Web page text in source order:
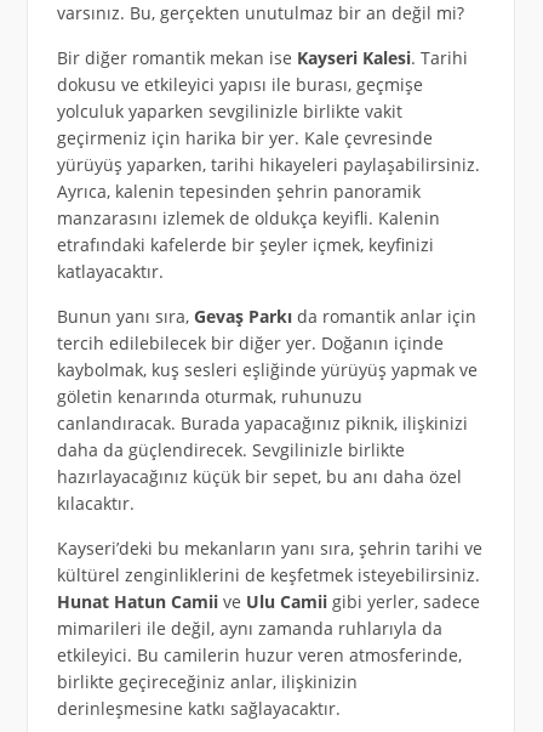
varsınız. Bu, gerçekten unutulmaz bir an değil mi?
Bir diğer romantik mekan ise Kayseri Kalesi. Tarihi
dokusu ve etkileyici yapısı ile burası, geçmişe
yolculuk yaparken sevgilinizle birlikte vakit
geçirmeniz için harika bir yer. Kale çevresinde
yürüyüş yaparken, tarihi hikayeleri paylaşabilirsiniz.
Ayrıca, kalenin tepesinden şehrin panoramik
manzarasını izlemek de oldukça keyifli. Kalenin
etrafındaki kafelerde bir şeyler içmek, keyfinizi
katlayacaktır.
Bunun yanı sıra, Gevaş Parkıda romantik anlar için
tercih edilebilecek bir diğer yer. Doğanın içinde
kaybolmak, kuş sesleri eşliğinde yürüyüş yapmak ve
göletin kenarında oturmak, ruhunuzu
canlandıracak. Burada yapacağınız piknik, ilişkinizi
daha da güçlendirecek. Sevgilinizle birlikte
hazırlayacağınız küçük bir sepet, bu anı daha özel
kılacaktır.
Kayseri’deki bu mekanların yanı sıra, şehrin tarihi ve
kültürel zenginliklerini de keşfetmek isteyebilirsiniz.
Hunat Hatun Camiive Ulu Camiigibi yerler, sadece
mimarileri ile değil, aynı zamanda ruhlarıyla da
etkileyici. Bu camilerin huzur veren atmosferinde,
birlikte geçireceğiniz anlar, ilişkinizin
derinleşmesine katkı sağlayacaktır.